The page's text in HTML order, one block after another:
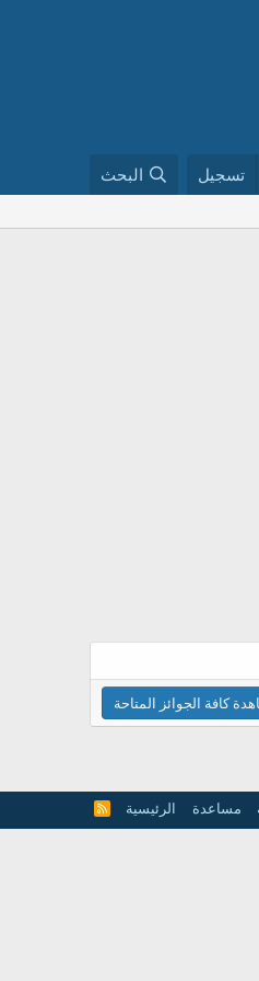
تسجيل البحث
كافة الجوائز المتاحة
مساعدة الرئيسية
R